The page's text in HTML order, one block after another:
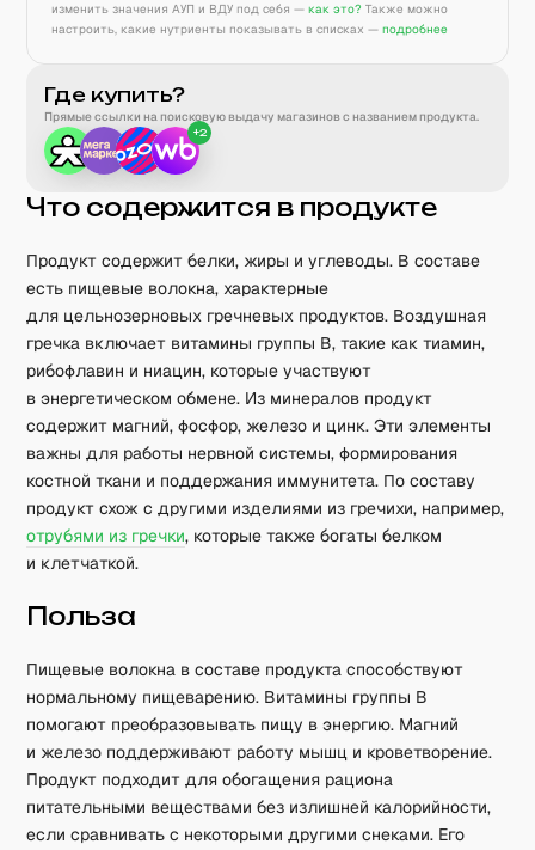
изменить значения АУП и ВДУ под себя — как это? Также можно
настроить, какие нутриенты показывать в списках — подробнее
Где купить?
Прямые ссылки на поисковую выдачу магазинов с названием продукта.
+2
Что содержится в продукте
Продукт содержит белки, жиры и углеводы. В составе
есть пищевые волокна, характерные
для цельнозерновых гречневых продуктов. Воздушная
гречка включает витамины группы B, такие как тиамин,
рибофлавин и ниацин, которые участвуют
в энергетическом обмене. Из минералов продукт
содержит магний, фосфор, железо и цинк. Эти элементы
важны для работы нервной системы, формирования
костной ткани и поддержания иммунитета. По составу
продукт схож с другими изделиями из гречихи, например,
отрубями из гречки, которые также богаты белком
и клетчаткой.
Польза
Пищевые волокна в составе продукта способствуют
нормальному пищеварению. Витамины группы B
помогают преобразовывать пищу в энергию. Магний
и железо поддерживают работу мышц и кроветворение.
Продукт подходит для обогащения рациона
питательными веществами без излишней калорийности,
если сравнивать с некоторыми другими снеками. Его